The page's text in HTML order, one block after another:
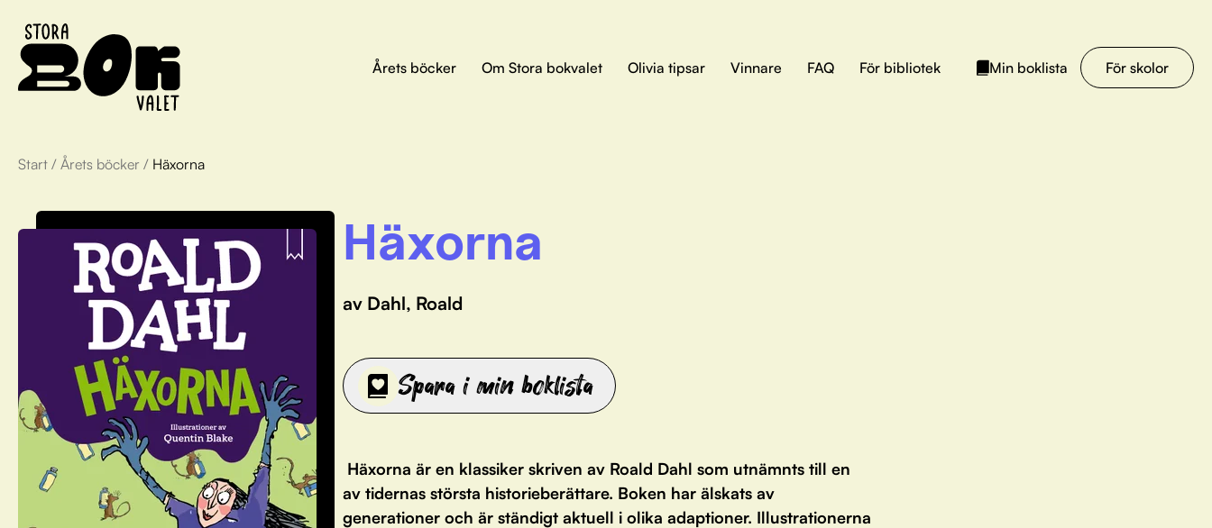
Årets böcker Om Stora bokvalet Olivia tipsar Vinnare FAQ För bibliotek Min boklista För skolor
Start / Årets böcker / Häxorna
Häxorna
av Dahl, Roald
Spara i min boklista
Häxorna är en klassiker skriven av Roald Dahl som utnämnts till en
av tidernas största historieberättare. Boken har älskats av
generationer och är ständigt aktuell i olika adaptioner. Illustrationerna